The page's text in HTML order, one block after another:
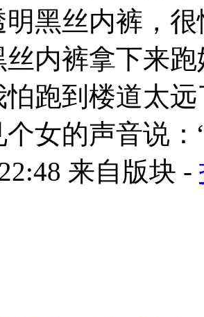
明黑丝内裤，
丝内裤拿下来
怕跑到楼道太
女的声音说：
来自版块 -